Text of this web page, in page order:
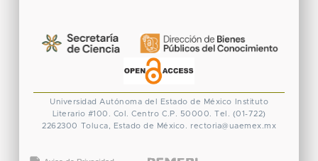
Universidad Autónoma del Estado de México
Instituto
Literario #100. Col. Centro C.P. 50000. Tel. (01-722)
2262300 Toluca, Estado de México. rectoria@uaemex.mx